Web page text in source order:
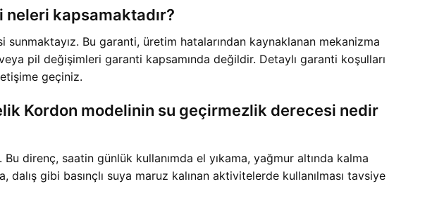
neleri kapsamaktadır?
Bu garanti, üretim hatalarından kaynaklanan mekanizma
pil değişimleri garanti kapsamında değildir. Detaylı garanti koşulları
geçiniz.
Kordon modelinin su geçirmezlik derecesi nedir
direnç, saatin günlük kullanımda el yıkama, yağmur altında kalma
gibi basınçlı suya maruz kalınan aktivitelerde kullanılması tavsiye